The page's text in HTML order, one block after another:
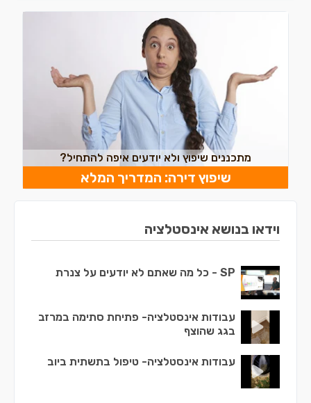
מתכננים שיפוץ ולא יודעים איפה להתחיל?
שיפוץ דירה: המדריך המלא
וידאו בנושא אינסטלציה
SP - כל מה שאתם לא יודעים על צנרת
עבודות אינסטלציה- פתיחת סתימה במרזב
בגג שהוצף
עבודות אינסטלציה- טיפול בתשתית ביוב